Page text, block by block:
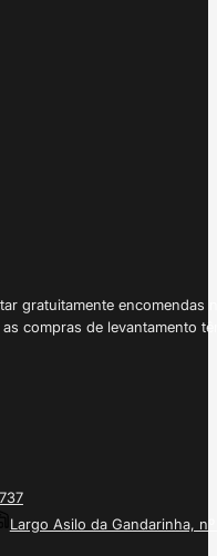
gratuitamente
compras de levantamento
Largo Asilo da Gandarinha, nº